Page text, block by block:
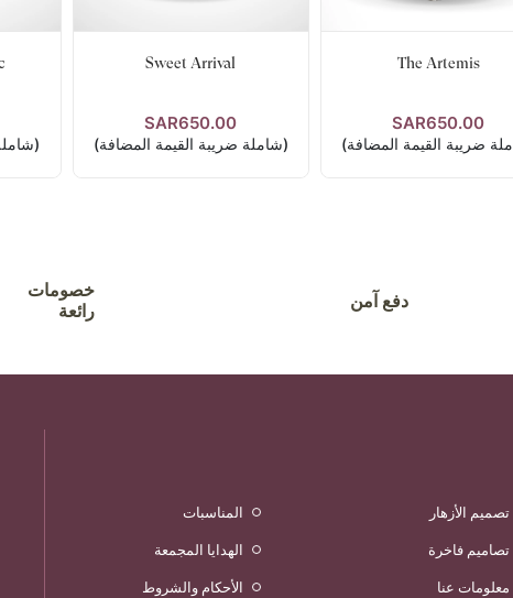
The Artemis
SAR650.00
ضريبة القيمة المضافة)
عرض التفاصيل
Sweet Arrival
SAR650.00
(شاملة ضريبة القيمة المضافة)
عرض التفاصيل
دفع آمن
خصومات
رائعة
تصميم الأزهار المناسبات
تصاميم فاخرة الهدايا المجمعة
معلومات عنا الأحكام والشروط